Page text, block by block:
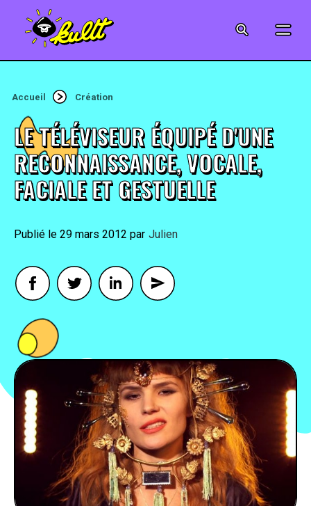
MUSIQUE
CRÉATION
ART
JEUX-VIDÉO
VINTAGE
FOOD
BONS PLANS
SOUTENEZ KULTT
Accueil Création
LE TÉLÉVISEUR ÉQUIPÉ D'UNE
RECONNAISSANCE, VOCALE,
FACIALE ET GESTUELLE
29 mars 2012 By Julien